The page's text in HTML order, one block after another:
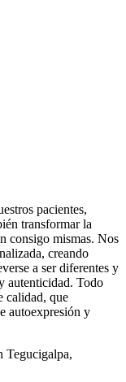
pacientes,
transformar la
consigo mismas. Nos
creando
a ser diferentes y
autenticidad. Todo
calidad, que
autoexpresión y
Tegucigalpa,